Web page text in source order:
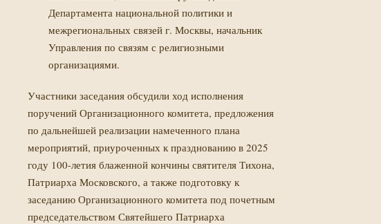
Департамента национальной политики и
межрегиональных связей г. Москвы, начальник
Управления по связям с религиозными
организациями.
Участники заседания обсудили ход исполнения
поручений Организационного комитета, предложения
по дальнейшей реализации намеченного плана
мероприятий, приуроченных к празднованию в 2025
году 100-летия блаженной кончины святителя Тихона,
Патриарха Московского, а также подготовку к
заседанию Организационного комитета под почетным
председательством Святейшего Патриарха